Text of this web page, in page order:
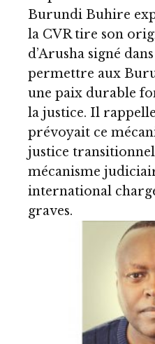
Burundi Buhire
la CVR tire son
d’Arusha signé
permettre aux
une paix durable
la justice. Il
prévoyait ce
justice
mécanisme
international
graves.